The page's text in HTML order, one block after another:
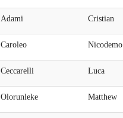
Adami Cristian
Caroleo Nicodemo
Ceccarelli Luca
Olorunleke Matthew